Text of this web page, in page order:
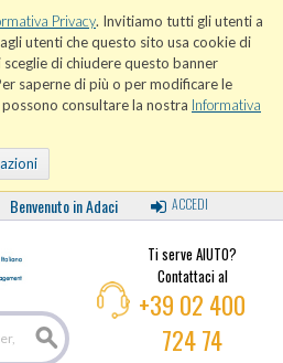
Privacy. Invitiamo tutti gli utenti a
utenti che questo sito usa cookie di
di chiudere questo banner
saperne di più o per modificare le
consultare la nostra Informativa
Benvenuto in Adaci ACCEDI
Ti serve AIUTO?
Contattaci al
+39 02 400
724 74